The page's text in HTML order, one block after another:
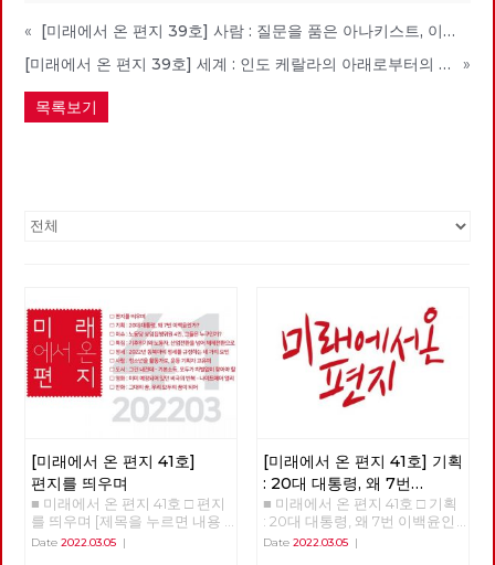
«
[미래에서 온 편지 39호] 사람 : 질문을 품은 아나키스트, 이현우
[미래에서 온 편지 39호] 세계 : 인도 케랄라의 아래로부터의 주민자치 01
»
목록보기
[미래에서 온 편지 41호]
편지를 띄우며
■ 미래에서 온 편지 41호 □ 편지
를 띄우며 [제목을 누르면 내용
을 볼 수 있습니다.] □ 편지를 띄
Date 2022.03.05 |
[미래에서 온 편지 41호] 기획
: 20대 대통령, 왜 7번
이백윤인가? (1)
■ 미래에서 온 편지 41호 □ 기획
: 20대 대통령, 왜 7번 이백윤인
가? >>>>>> 업로드 준비중
Date 2022.03.05|